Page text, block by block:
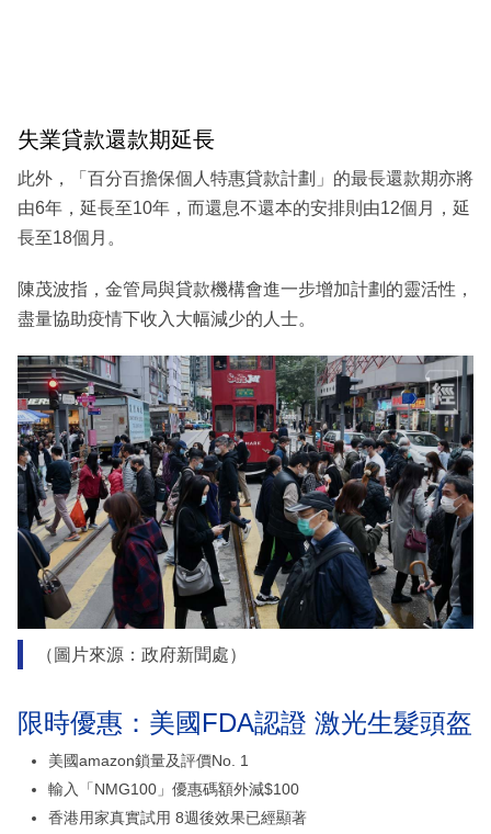
失業貸款還款期延長
此外，「百分百擔保個人特惠貸款計劃」的最長還款期亦將
由6年，延長至10年，而還息不還本的安排則由12個月，延
長至18個月。
陳茂波指，金管局與貸款機構會進一步增加計劃的靈活性，
盡量協助疫情下收入大幅減少的人士。
（圖片來源：政府新聞處）
限時優惠：美國FDA認證 激光生髮頭盔
美國amazon鎖量及評價No. 1
輸入「NMG100」優惠碼額外減$100
香港用家真實試用 8週後效果已經顯著